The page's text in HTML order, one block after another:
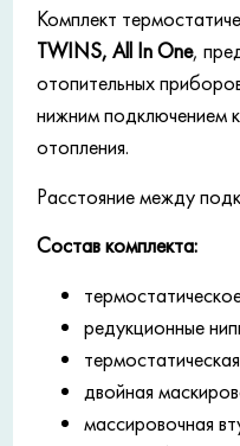
Комплект
TWINS, All In One,
отопительных
нижним подключением
отопления.
Расстояние между
Состав комплекта:
редукционные
двойная
массировочная